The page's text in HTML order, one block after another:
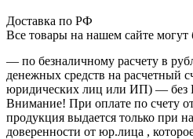
Доставка по РФ
Все товары на нашем сайте могут
— по безналичному расчету в
денежных средств на расчетный
юридических лиц или ИП) —
Внимание! При оплате по счету
продукция выдается только при
доверенности от юр.лица ,